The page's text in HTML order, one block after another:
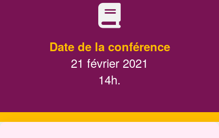
Date de la conférence
21 février 2021
14h.